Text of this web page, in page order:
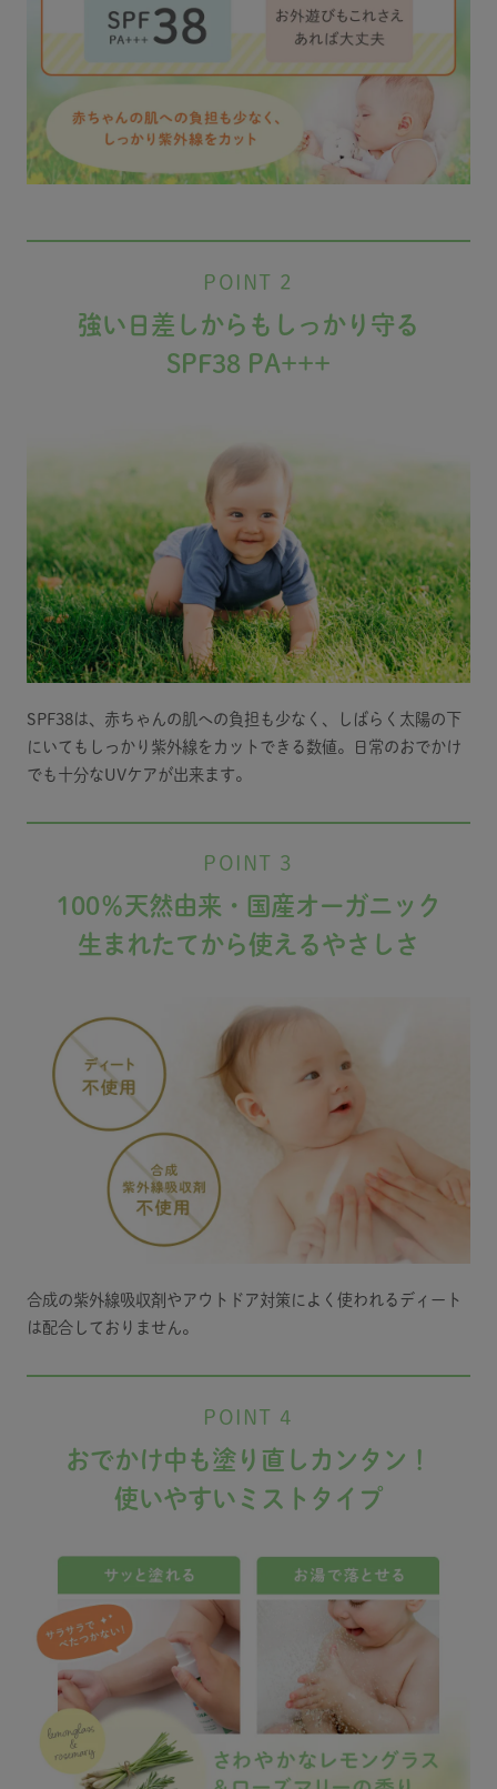
POINT 2
強い日差しからもしっかり守る
SPF38 PA+++
SPF38は、赤ちゃんの肌への負担も少なく、しばらく太陽の下
にいてもしっかり紫外線をカットできる数値。日常のおでかけ
でも十分なUVケアが出来ます。
POINT 3
100％天然由来・国産オーガニック
生まれたてから使えるやさしさ
合成の紫外線吸収剤やアウトドア対策によく使われるディート
は配合しておりません。
POINT 4
おでかけ中も塗り直しカンタン！
使いやすいミストタイプ